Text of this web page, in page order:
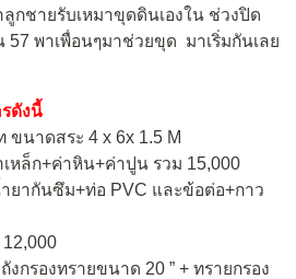
กชายรับเหมาขุดดินเองใน ช่วงปิด
57 พาเพื่อนๆมาช่วยขุด มาเริ่มกันเลย
รดังนี้
ขนาดสระ 4 x 6x 1.5 M
หล็ก+ค่าหิน+ค่าปูน รวม 15,000
ยากันซึม+ท่อ PVC และข้อต่อ+กาว
กรองทรายขนาด 20 ” + ทรายกรอง